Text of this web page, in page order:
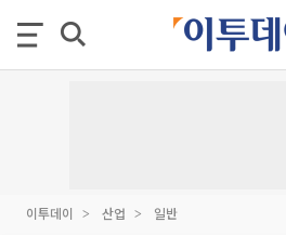
이투데이 산업 일반